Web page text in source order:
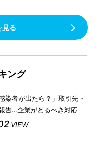
見る
ング
染者が出たら？」取引先・
告…企業がとるべき対応
VIEW